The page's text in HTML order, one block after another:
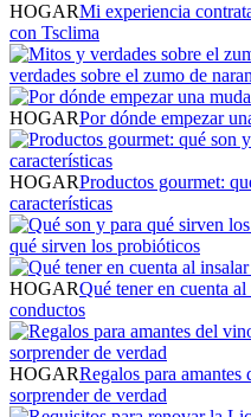
HOGARMi experiencia
con Tsclima
verdades sobre el zumo de
HOGARPor dónde empezar
HOGARProductos gourmet:
características
qué sirven los probióticos
HOGARQué tener en cuenta
conductos
HOGARRegalos para
sorprender de verdad